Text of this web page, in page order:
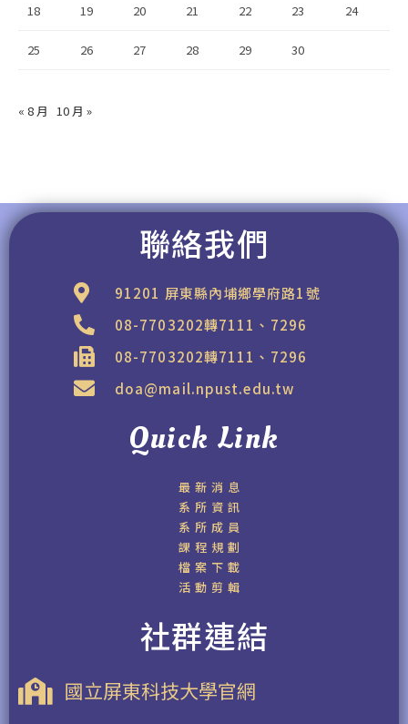
18 19 20 21 22 23 24
25 26 27 28 29 30
« 8 月 10 月 »
聯絡我們
91201 屏東縣內埔鄉學府路1號
08-7703202轉7111、7296
08-7703202轉7111、7296
doa@mail.npust.edu.tw
Quick Link
最新消息
系所資訊
系所成員
課程規劃
檔案下載
活動剪輯
社群連結
國立屏東科技大學官網